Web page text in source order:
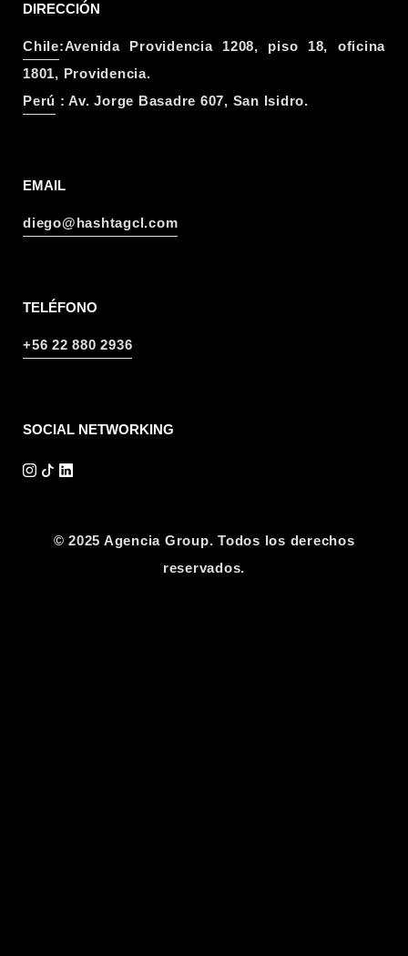
DIRECCIÓN
Chile:Avenida Providencia 1208, piso 18, oficina
1801, Providencia.
Perú : Av. Jorge Basadre 607, San Isidro.
EMAIL
diego@hashtagcl.com
TELÉFONO
+56 22 880 2936
SOCIAL NETWORKING
© 2025 Agencia Group. Todos los derechos
reservados.